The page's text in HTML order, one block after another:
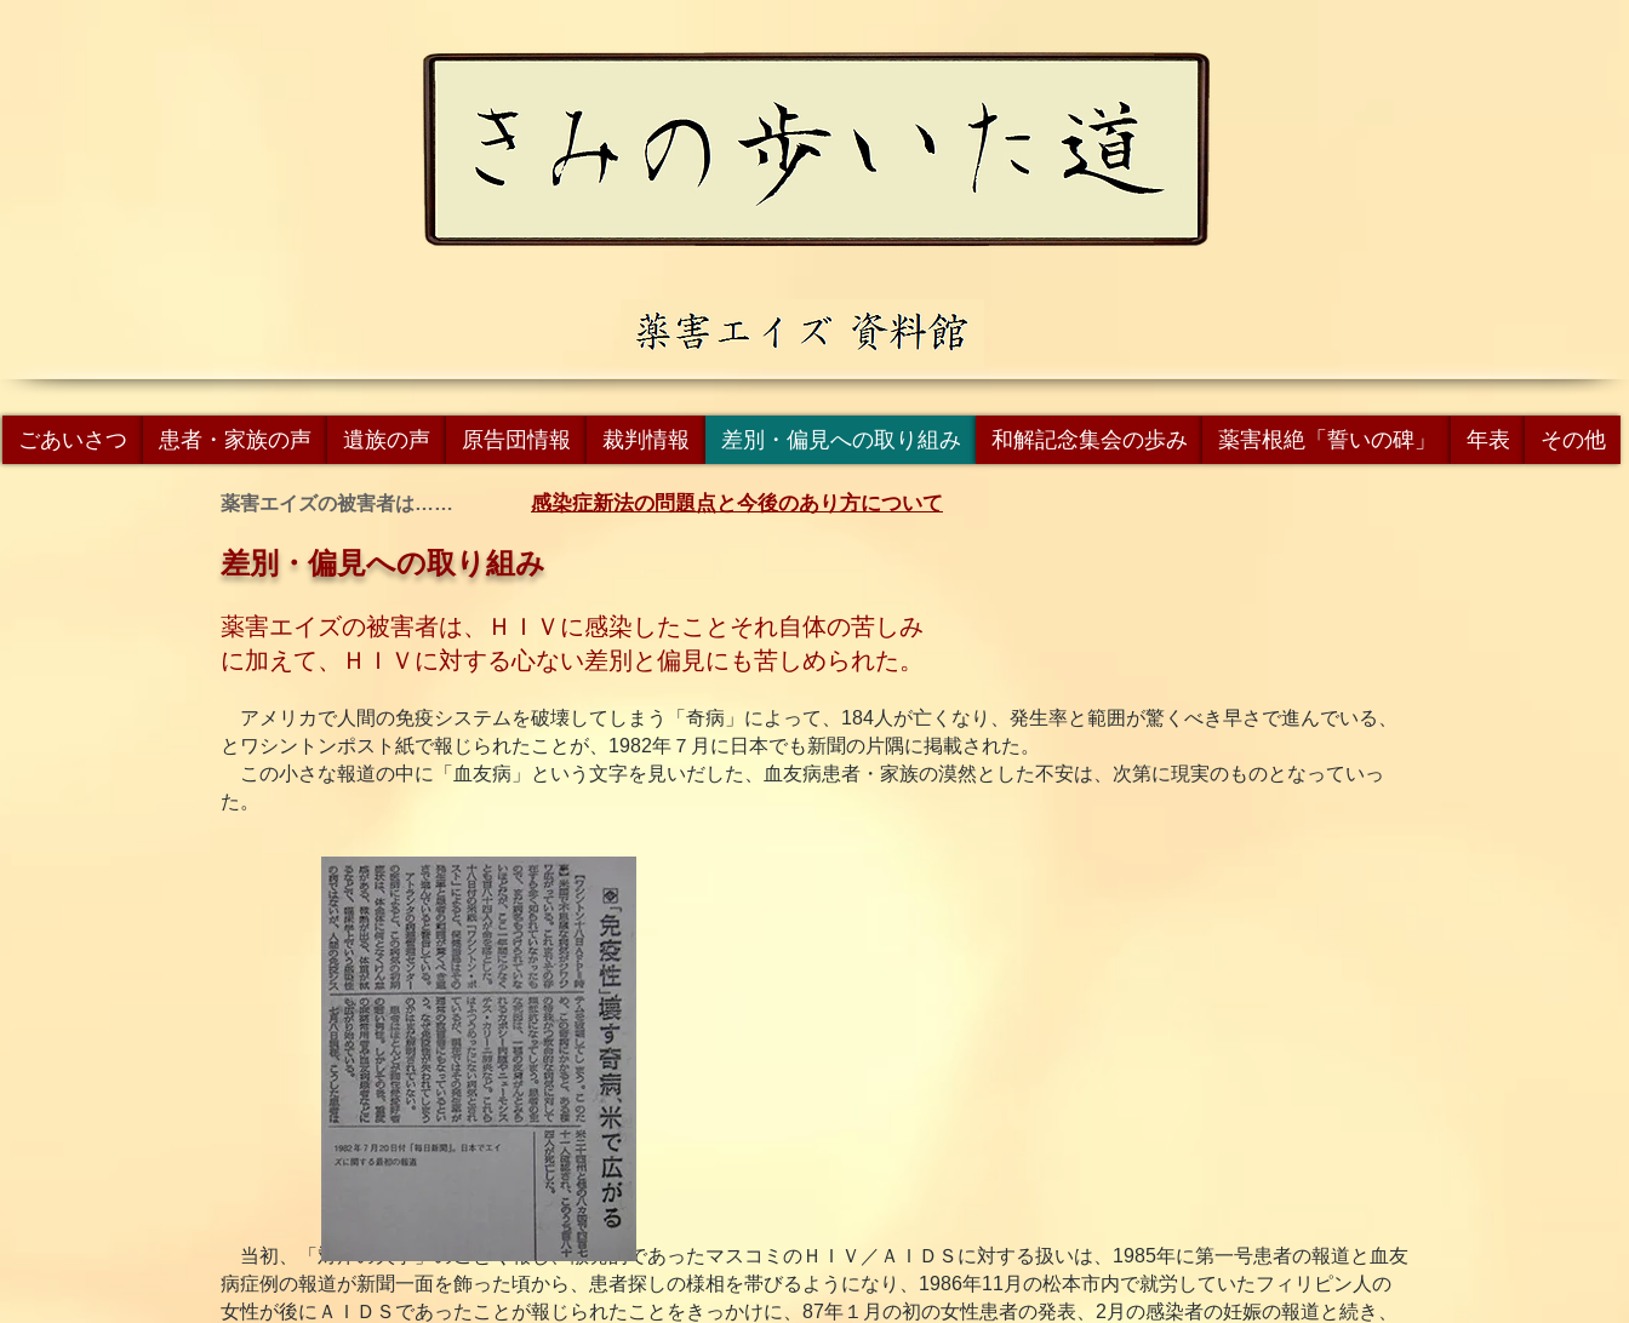
ごあいさつ 患者・家族の声 遺族の声 原告団情報 裁判情報 差別・偏見への取り組み 和解記念集会の歩み 薬害根絶「誓いの碑」 年表 その他
薬害エイズの被害者は…… 感染症新法の問題点と今後のあり方について
差別・偏見への取り組み
薬害エイズの被害者は、ＨＩＶに感染したことそれ自体の苦しみ
に加えて、
ＨＩＶに対する心ない差別と偏見にも苦しめられた。
アメリカで人間の免疫システムを破壊してしまう「奇病」によって、184人が亡くなり、発生率と範囲が驚くべき早さで進んでいる、
とワシントンポスト紙で報じられたことが、1982年７月に日本でも新聞の片隅に掲載された。
この小さな報道の中に「血友病」という文字を見いだした、血友病患者・家族の漠然とした不安は、次第に現実のものとなっていっ
た。
当初、「対岸の火事」のごとく報じ、散発的であったマスコミのＨＩＶ／ＡＩＤＳに対する扱いは、1985年に第一号患者の報道と血友
病症例の報道が新聞一面を飾った頃から、患者探しの様相を帯びるようになり、1986年11月の松本市内で就労していたフィリピン人の
女性が後にＡＩＤＳであったことが報じられたことをきっかけに、87年１月の初の女性患者の発表、2月の感染者の妊娠の報道と続き、